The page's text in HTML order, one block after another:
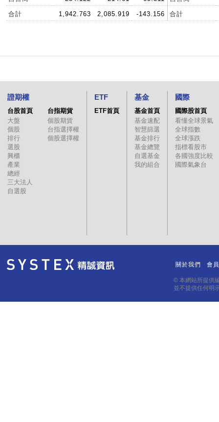
合計 1,942.763 2,085.919 -143.156 合計
證期權
台股首頁
大盤
個股
排行
選股
興櫃
產業
總經
三大法人
自選股
台指期貨
個股期貨
台指選擇權
個股選擇權
ETF
ETF首頁
基金
基金首頁
基金速配
智慧篩選
基金排行
基金總覽
自選基金
我的組合
國際
國際股首頁
看懂全球景氣
全球指數
全球漲跌
指標看股市
各國強度比較
國際氣象台
關於我們 會
© 本網站所提供
並不提供任何明